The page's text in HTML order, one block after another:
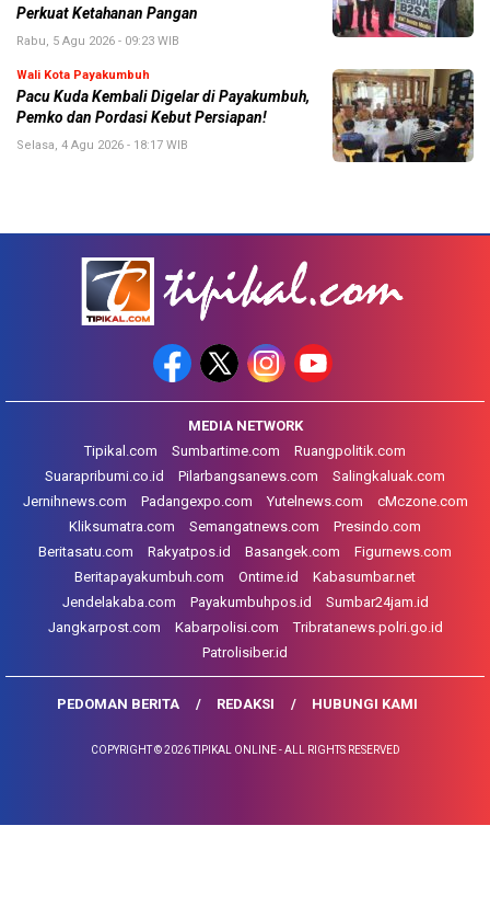
Perkuat Ketahanan Pangan
Rabu, 5 Agu 2026 - 09:23 WIB
Wali Kota Payakumbuh
Pacu Kuda Kembali Digelar di Payakumbuh,
Pemko dan Pordasi Kebut Persiapan!
Selasa, 4 Agu 2026 - 18:17 WIB
MEDIA NETWORK
Tipikal.com
Sumbartime.com
Ruangpolitik.com
Suarapribumi.co.id
Pilarbangsanews.com
Salingkaluak.com
Jernihnews.com
Padangexpo.com Yutelnews.com
cMczone.com
Kliksumatra.com
Semangatnews.com
Presindo.com
Beritasatu.com
Rakyatpos.id Basangek.com
Figurnews.com
Beritapayakumbuh.com
Ontime.id
Kabasumbar.net
Jendelakaba.com
Payakumbuhpos.id
Sumbar24jam.id
Jangkarpost.com
Kabarpolisi.com
Tribratanews.polri.go.id
Patrolisiber.id
PEDOMAN BERITA REDAKSI HUBUNGI KAMI
COPYRIGHT © 2026 TIPIKAL ONLINE - ALL RIGHTS RESERVED